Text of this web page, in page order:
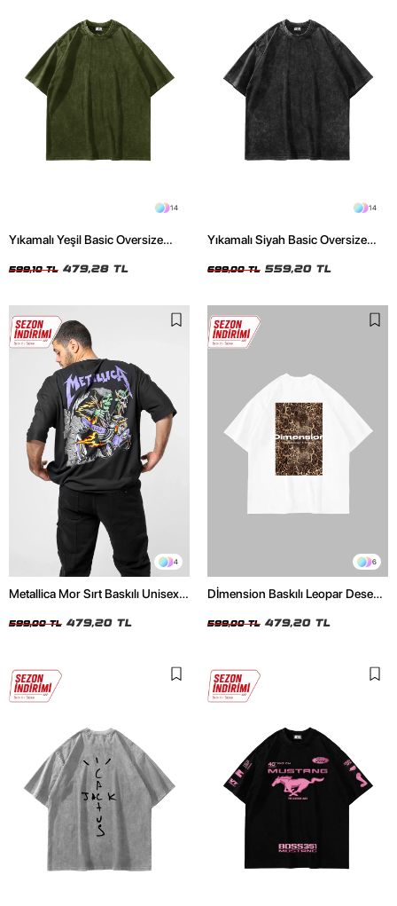
14
Yıkamalı Yeşil Basic Oversize
599,10 TL 479,28 TL
14
Yıkamalı Siyah Basic Oversize
699,00 TL 559,20 TL
4
Metallica Mor Sırt Baskılı Unisex
599,00 TL 479,20 TL
6
Dİmension Baskılı Leopar Desenli
Tshirt
599,00 TL 479,20 TL